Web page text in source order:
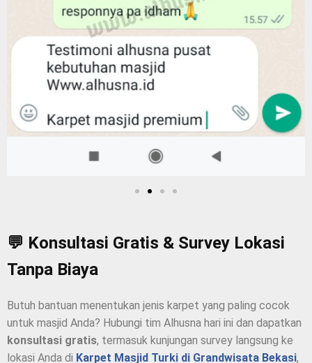
💬 Konsultasi Gratis & Survey Lokasi
Tanpa Biaya
Butuh bantuan menentukan jenis karpet yang paling cocok
untuk masjid Anda? Hubungi tim Alhusna hari ini dan dapatkan
konsultasi gratis, termasuk kunjungan survey langsung ke
lokasi Anda di Karpet Masjid Turki di Grandwisata Bekasi,